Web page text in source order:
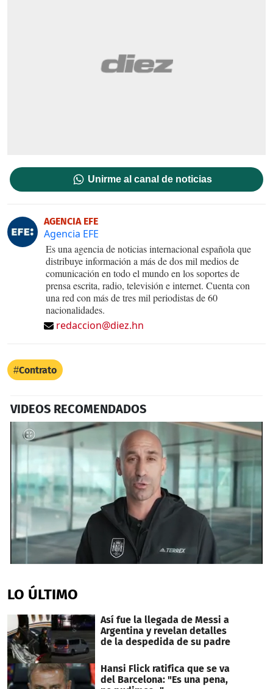
Unirme al canal de noticias
AGENCIA EFE
Agencia EFE
Es una agencia de noticias internacional española que
distribuye información a más de dos mil medios de
comunicación en todo el mundo en los soportes de
prensa escrita, radio, televisión e internet. Cuenta con
una red con más de tres mil periodistas de 60
nacionalidades.
redaccion@diez.hn
Contrato
VIDEOS RECOMENDADOS
of
2
1
second
LO ÚLTIMO
Así fue la llegada de Messi a
Argentina y revelan detalles
de la despedida de su padre
Hansi Flick ratifica que se va
del Barcelona: "Es una pena,